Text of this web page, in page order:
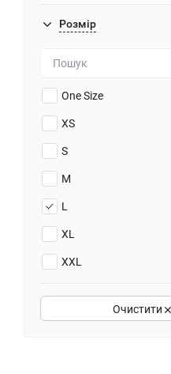
Розмiр
One Size
XS
S
M
L
XL
XXL
Очистити